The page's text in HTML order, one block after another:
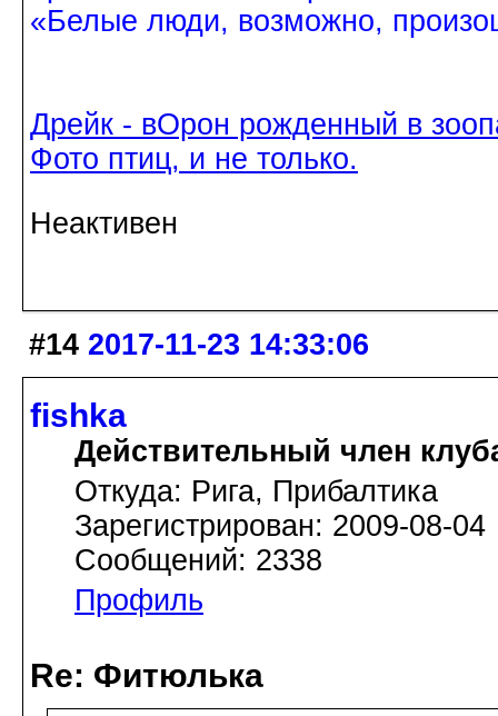
«Белые люди, возможно,
Дрейк - вОрон рожденный в
Фото птиц, и не только.
Неактивен
#14 2017-11-23 14:33:06
fishka
Действительный член
Откуда: Рига, Прибалтика
Зарегистрирован: 2009-08-04
Сообщений: 2338
Профиль
Re: Фитюлька